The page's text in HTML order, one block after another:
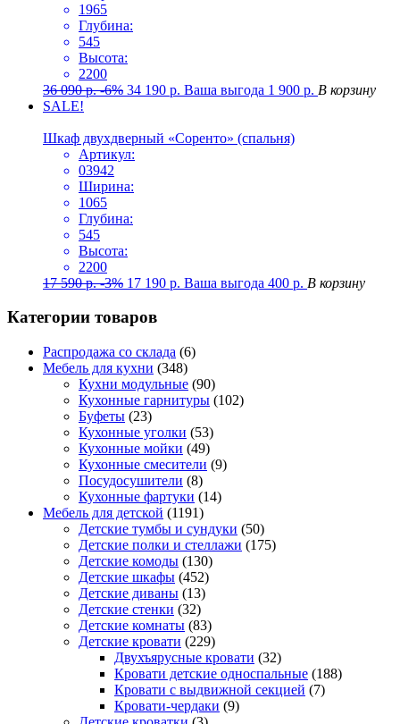
1965
Глубина:
545
Высота:
2200
36 090р. -6% 34 190 р. Ваша выгода 1 900 р. В корзину
SALE!
Шкаф двухдверный «Соренто» (спальня)
Артикул:
03942
Ширина:
1065
Глубина:
545
Высота:
2200
17 590р. -3% 17 190 р. Ваша выгода 400 р. В корзину
Категории товаров
Распродажа со склада (6)
Мебель для кухни (348)
Кухни модульные (90)
Кухонные гарнитуры (102)
Буфеты (23)
Кухонные уголки (53)
Кухонные мойки (49)
Кухонные смесители (9)
Посудосушители (8)
Кухонные фартуки (14)
Мебель для детской (1191)
Детские тумбы и сундуки (50)
Детские полки и стеллажи (175)
Детские комоды (130)
Детские шкафы (452)
Детские диваны (13)
Детские стенки (32)
Детские комнаты (83)
Детские кровати (229)
Двухъярусные кровати (32)
Кровати детские односпальные (188)
Кровати с выдвижной секцией (7)
Кровати-чердаки (9)